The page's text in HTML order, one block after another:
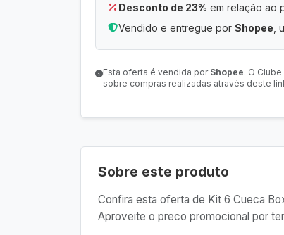
Desconto de 23% em relação ao
Vendido e entregue por Shopee ,
Esta oferta é vendida por Shopee. O
sobre compras realizadas através deste
Sobre este produto
Confira esta oferta de Kit 6 Cueca
Aproveite o preco promocional por